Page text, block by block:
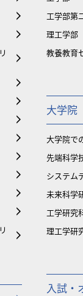
工学部第
理工学部
教養教育
大学院
大学院で
先端科学
システム
未来科学
工学研究
理工学研
入試・